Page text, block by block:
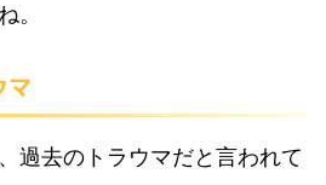
。
マ
過去のトラウマだと言われて